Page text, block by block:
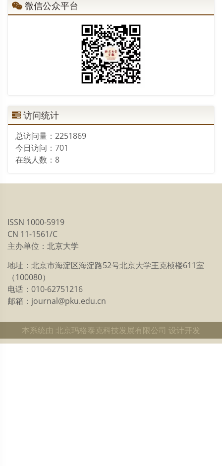
微信公众平台
访问统计
总访问量： 2251869
今日访问： 701
在线人数： 8
ISSN 1000-5919
CN 11-1561/C
主办单位：北京大学
地址：北京市海淀区海淀路52号北京大学王克桢楼611室
（100080）
电话：010-62751216
邮箱：journal@pku.edu.cn
本系统由 北京玛格泰克科技发展有限公司 设计开发